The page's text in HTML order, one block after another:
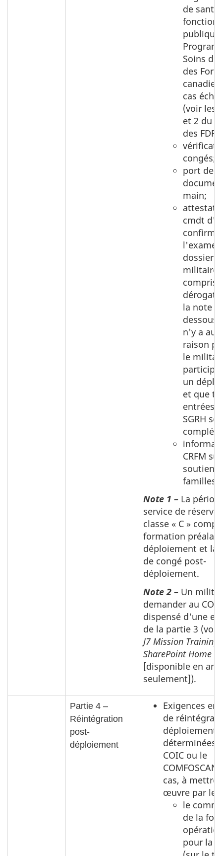
de santé
fonction
Soins
des
cas
(voir les
et 2 du
des
congés;
port de
main;
cmdt
dossier
militaire,
compris
la note 2
n'y a
raison
le
participe
un
et que
entrées
SGRH
CRFM
soutien
familles.
Note 1 – La
service de réserve
classe « C »
formation
déploiement et la
de congé post-
déploiement.
Note 2 – Un
demander au
dispensé d'une
de la partie 3
J7 Mission Training
SharePoint Home
[disponible en
seulement]).
Partie 4 –
Réintégration
post-
déploiement
Exigences
de
déploiement
déterminées
COIC ou le
cas, à mettre
œuvre par le :
le
de la
pour la